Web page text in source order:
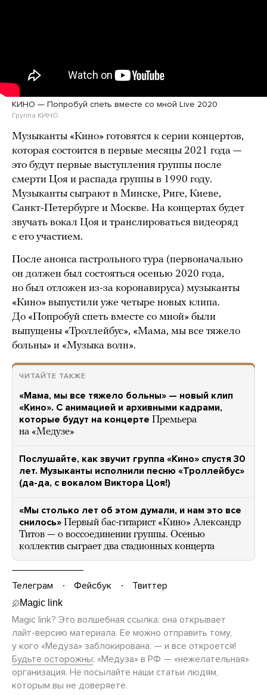
КИНО — Попробуй спеть вместе со мной Live 2020
Группа КИНО
Музыканты «Кино» готовятся к серии концертов,
которая состоится в первые месяцы 2021 года —
это будут первые выступления группы после
смерти Цоя и распада группы в 1990 году.
Музыканты сыграют в Минске, Риге, Киеве,
Санкт-Петербурге и Москве. На концертах будет
звучать вокал Цоя и транслироваться видеоряд
с его участием.
После анонса гастрольного тура (первоначально
он должен был состояться осенью 2020 года,
но был отложен из-за коронавируса) музыканты
«Кино» выпустили уже четыре новых клипа.
До «Попробуй спеть вместе со мной» были
выпущены «Троллейбус», «Мама, мы все тяжело
больны» и «Музыка волн».
ЧИТАЙТЕ ТАКЖЕ
«Мама, мы все тяжело больны» — новый клип
«Кино». С анимацией и архивными кадрами,
которые будут на концерте Премьера
на «Медузе»
Послушайте, как звучит группа «Кино» спустя 30
лет. Музыканты исполнили песню «Троллейбус»
(да-да, с вокалом Виктора Цоя!)
«Мы столько лет об этом думали, и нам это все
снилось» Первый бас-гитарист «Кино» Александр
Титов — о воссоединении группы. Осенью
коллектив сыграет два стадионных концерта
Телеграм Фейсбук Твиттер
Magic link? Это волшебная ссылка: она открывает
лайт-версию материала. Ее можно отправить тому,
у кого «Медуза» заблокирована, — и все откроется!
Будьте осторожны: «Медуза» в РФ — «нежелательная»
организация. Не посылайте наши статьи людям,
которым вы не доверяете.